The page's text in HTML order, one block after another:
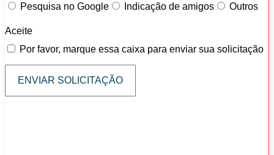
Pesquisa no Google
Indicação de amigos Outros
Aceite
Por favor, marque essa caixa para enviar sua solicitação
ENVIAR SOLICITAÇÃO